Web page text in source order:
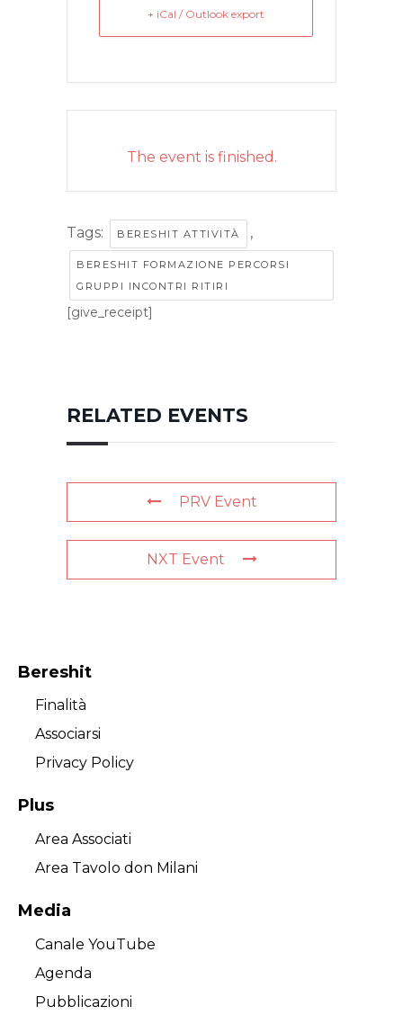
+ iCal / Outlook export
The event is finished.
Tags: BERESHIT ATTIVITÀ ,
BERESHIT FORMAZIONE PERCORSI
GRUPPI INCONTRI RITIRI
[give_receipt]
RELATED EVENTS
PRV Event
NXT Event
Bereshit
Finalità
Associarsi
Privacy Policy
Plus
Area Associati
Area Tavolo don Milani
Media
Canale YouTube
Agenda
Pubblicazioni